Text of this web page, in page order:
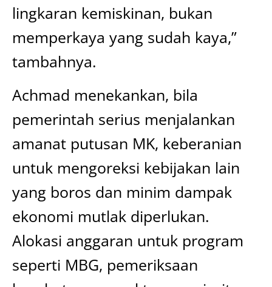
lingkaran kemiskinan, bukan
memperkaya yang sudah kaya,”
tambahnya.
Achmad menekankan, bila
pemerintah serius menjalankan
amanat putusan MK, keberanian
untuk mengoreksi kebijakan lain
yang boros dan minim dampak
ekonomi mutlak diperlukan.
Alokasi anggaran untuk program
seperti MBG, pemeriksaan